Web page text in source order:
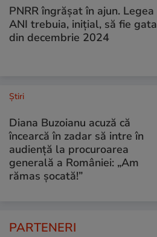
PNRR îngrășat în ajun. Legea
ANI trebuia, inițial, să fie gata
din decembrie 2024
Ştiri
Diana Buzoianu acuză că
încearcă în zadar să intre în
audiență la procuroarea
generală a României: „Am
rămas șocată!”
PARTENERI